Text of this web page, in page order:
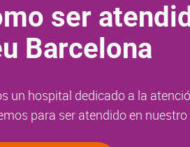
ser
Barcelona
un hospital dedicado a la
para ser atendido en nuestro